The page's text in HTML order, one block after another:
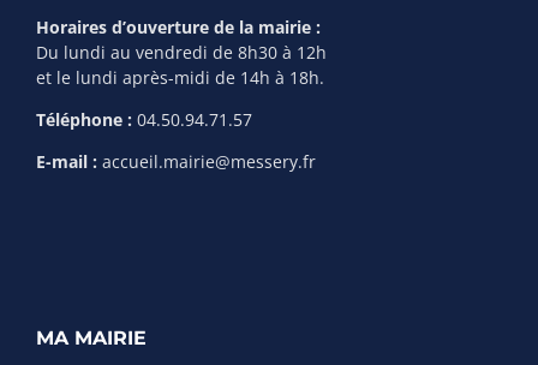
Horaires d’ouverture de la mairie :
Du lundi au vendredi de 8h30 à 12h
et le lundi après-midi de 14h à 18h.
Téléphone : 04.50.94.71.57
E-mail : accueil.mairie@messery.fr
MA MAIRIE